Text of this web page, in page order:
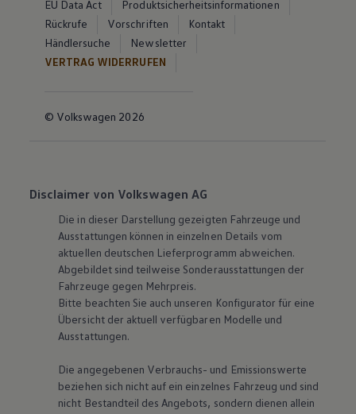
EU Data Act
Produktsicherheitsinformationen
Rückrufe
Vorschriften
Kontakt
Händlersuche
Newsletter
VERTRAG WIDERRUFEN
© Volkswagen 2026
Disclaimer von Volkswagen AG
Die in dieser Darstellung gezeigten Fahrzeuge und
Ausstattungen können in einzelnen Details vom
aktuellen deutschen Lieferprogramm abweichen.
Abgebildet sind teilweise Sonderausstattungen der
Fahrzeuge gegen Mehrpreis.
Bitte beachten Sie auch unseren Konfigurator für eine
Übersicht der aktuell verfügbaren Modelle und
Ausstattungen.
Die angegebenen Verbrauchs- und Emissionswerte
beziehen sich nicht auf ein einzelnes Fahrzeug und sind
nicht Bestandteil des Angebots, sondern dienen allein